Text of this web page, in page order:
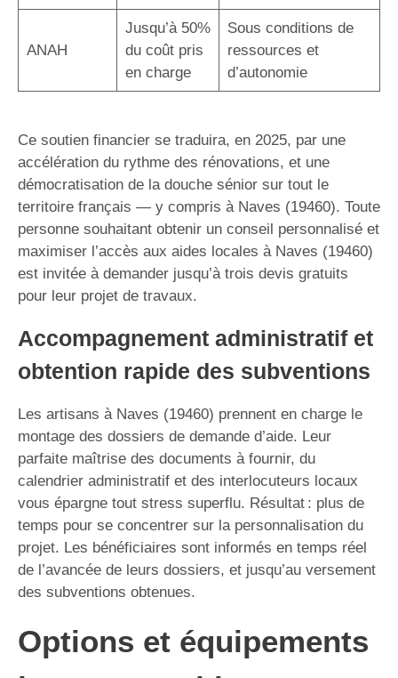
ANAH
Jusqu’à 50%
du coût pris
en charge
Sous conditions de
ressources et
d’autonomie
Ce soutien financier se traduira, en 2025, par une
accélération du rythme des rénovations, et une
démocratisation de la douche sénior sur tout le
territoire français — y compris à Naves (19460). Toute
personne souhaitant obtenir un conseil personnalisé et
maximiser l’accès aux aides locales à Naves (19460)
est invitée à demander jusqu’à trois devis gratuits
pour leur projet de travaux.
Accompagnement administratif et
obtention rapide des subventions
Les artisans à Naves (19460) prennent en charge le
montage des dossiers de demande d’aide. Leur
parfaite maîtrise des documents à fournir, du
calendrier administratif et des interlocuteurs locaux
vous épargne tout stress superflu. Résultat : plus de
temps pour se concentrer sur la personnalisation du
projet. Les bénéficiaires sont informés en temps réel
de l’avancée de leurs dossiers, et jusqu’au versement
des subventions obtenues.
Options et équipements